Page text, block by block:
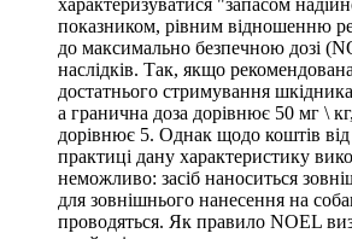
характеризуватися "запасом
показником, рівним відношенню
до максимально безпечною дозі
наслідків. Так, якщо
достатнього стримування
а гранична доза дорівнює 50 мг \
дорівнює 5. Однак щодо коштів від
практиці дану характеристику
неможливо: засіб наноситься
для зовнішнього нанесення на
проводяться. Як правило NOEL